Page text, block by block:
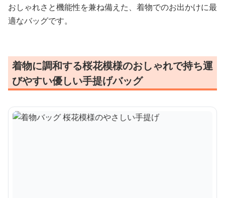
おしゃれさと機能性を兼ね備えた、着物でのお出かけに最
適なバッグです。
着物に調和する桜花模様のおしゃれで持ち運
びやすい優しい手提げバッグ